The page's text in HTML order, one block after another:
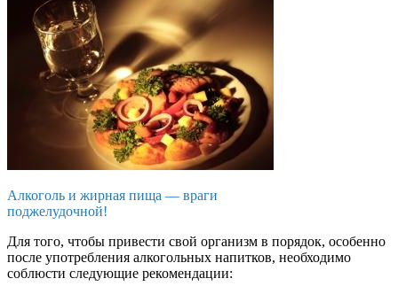
Алкоголь и жирная пища — враги
поджелудочной!
Для того, чтобы привести свой организм в порядок, особенно
после употребления алкогольных напитков, необходимо
соблюсти следующие рекомендации: